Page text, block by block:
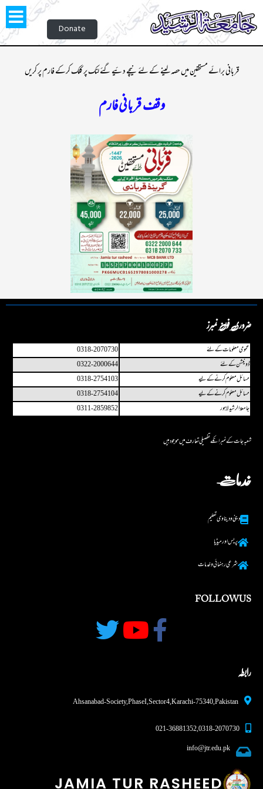
Donate
قربانی برائے مستحقین میں حصہ لینے کے لئے نیچے دئیے گئے لنک پر کلک کرکے فارم پر کریں
وقف قربانی فارم
ضروری فون نمبرز
عمو می معلومات کے لئے
0318-2070730
ڈونیشن کے لئے
0322-2000644
مسائل معلوم کرنے کے لیے
0318-2754103
مسائل معلوم کرنے کے لیے
0318-2754104
جامعۃ الرشید لاہور
0311-2859852
شعبہ جات کے نمبر انکے تفصیلی تعارف میں مو جو د ہیں
خدمات
دینی و دینا وی تعلیم
پریس اور میڈیا
شرعی رہنما ئی و خدمات
FOLLOW US
رابطہ
Ahsanabad-Society, Phase I, Sector 4, Karachi - 75340,Pakistan
0318-2070730 , 021-36881352
info@jtr.edu.pk
JAMIA TUR RASHEED